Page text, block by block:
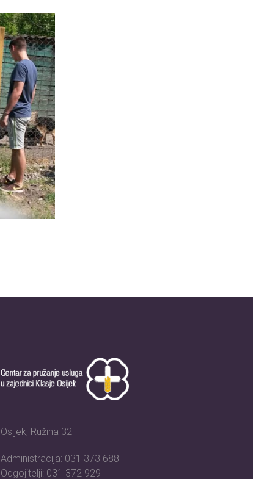
Osijek, Ružina 32
Administracija: 031 373 688
Odgojitelji: 031 372 929